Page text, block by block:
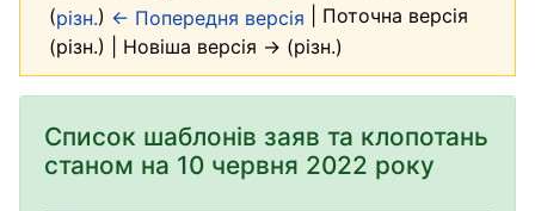
(різн.) ← Попередня версія | Поточна версія
(різн.) | Новіша версія → (різн.)
Список шаблонів заяв та клопотань
станом на 10 червня 2022 року